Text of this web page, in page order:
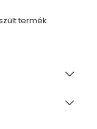
termék.